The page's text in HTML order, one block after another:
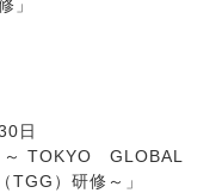
」
日
～ TOKYO GLOBAL
TGG）研修～」